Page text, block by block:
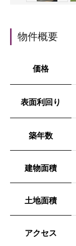
物件概要
価格
表面利回り
築年数
建物面積
土地面積
アクセス